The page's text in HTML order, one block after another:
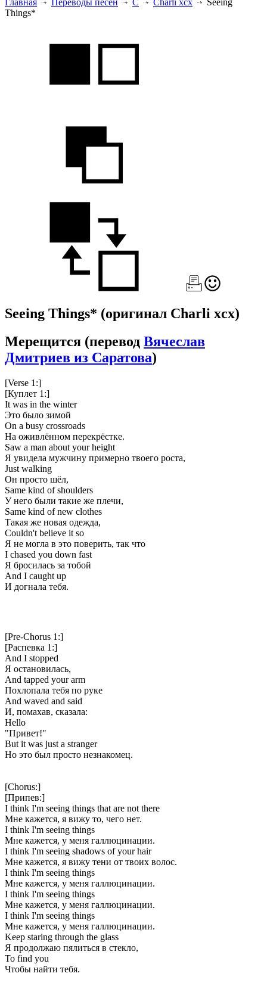
Things*
Seeing Things* (оригинал Charli xcx)
Мерещится (перевод Вячеслав
Дмитриев из Саратова)
[Verse 1:]
[Куплет 1:]
It was in the winter
Это было зимой
On a busy crossroads
На оживлённом перекрёстке.
Saw a man about your height
Я увидела мужчину примерно твоего роста,
Just walking
Он просто шёл,
Same kind of shoulders
У него были такие же плечи,
Same kind of new clothes
Такая же новая одежда,
Couldn't believe it so
Я не могла в это поверить, так что
I chased you down fast
Я бросилась за тобой
And I caught up
И догнала тебя.
[Pre-Chorus 1:]
[Распевка 1:]
And I stopped
Я остановилась,
And tapped your arm
Похлопала тебя по руке
And waved and said
И, помахав, сказала:
Hello
"Привет!"
But it was just a stranger
Но это был просто незнакомец.
[Chorus:]
[Припев:]
I think I'm seeing things that are not there
Мне кажется, я вижу то, чего нет.
I think I'm seeing things
Мне кажется, у меня галлюцинации.
I think I'm seeing shadows of your hair
Мне кажется, я вижу тени от твоих волос.
I think I'm seeing things
Мне кажется, у меня галлюцинации.
I think I'm seeing things
Мне кажется, у меня галлюцинации.
I think I'm seeing things
Мне кажется, у меня галлюцинации.
Keep staring through the glass
Я продолжаю пялиться в стекло,
To find you
Чтобы найти тебя.